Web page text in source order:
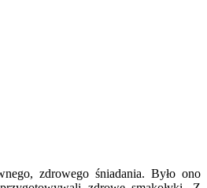
zdrowego śniadania. Było ono